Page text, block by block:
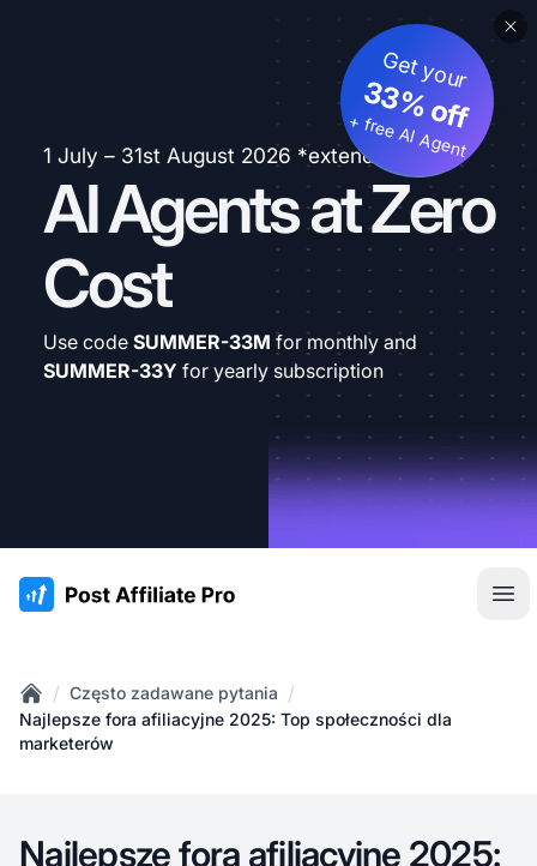
1 July – 31st August 2026 *extended
AI Agents at Zero
Cost
Get your
33% off
+ free AI Agent
Use code SUMMER-33M for monthly and
SUMMER-33Y for yearly subscription
:site.title
Home
/ Często zadawane pytania /
Najlepsze fora afiliacyjne 2025: Top społeczności dla
marketerów
Najlepsze fora afiliacyjne 2025: